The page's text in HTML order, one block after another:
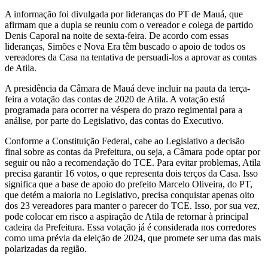
A informação foi divulgada por lideranças do PT de Mauá, que
afirmam que a dupla se reuniu com o vereador e colega de partido
Denis Caporal na noite de sexta-feira. De acordo com essas
lideranças, Simões e Nova Era têm buscado o apoio de todos os
vereadores da Casa na tentativa de persuadi-los a aprovar as contas
de Atila.
A presidência da Câmara de Mauá deve incluir na pauta da terça-
feira a votação das contas de 2020 de Atila. A votação está
programada para ocorrer na véspera do prazo regimental para a
análise, por parte do Legislativo, das contas do Executivo.
Conforme a Constituição Federal, cabe ao Legislativo a decisão
final sobre as contas da Prefeitura, ou seja, a Câmara pode optar por
seguir ou não a recomendação do TCE. Para evitar problemas, Atila
precisa garantir 16 votos, o que representa dois terços da Casa. Isso
significa que a base de apoio do prefeito Marcelo Oliveira, do PT,
que detém a maioria no Legislativo, precisa conquistar apenas oito
dos 23 vereadores para manter o parecer do TCE. Isso, por sua vez,
pode colocar em risco a aspiração de Atila de retornar à principal
cadeira da Prefeitura. Essa votação já é considerada nos corredores
como uma prévia da eleição de 2024, que promete ser uma das mais
polarizadas da região.